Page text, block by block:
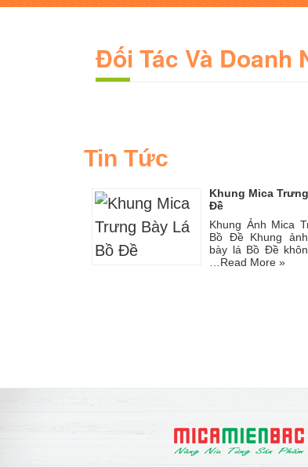
Đối Tác Và Doanh
Tin Tức
Khung Mica
Đề
Khung Ảnh Mica
Bồ Đề Khung
bày lá Bồ Đề
Read More »